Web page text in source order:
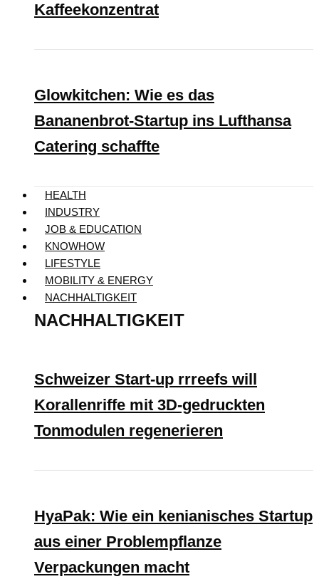
Kaffeekonzentrat
Glowkitchen: Wie es das
Bananenbrot-Startup ins Lufthansa
Catering schaffte
HEALTH
INDUSTRY
JOB & EDUCATION
KNOWHOW
LIFESTYLE
MOBILITY & ENERGY
NACHHALTIGKEIT
NACHHALTIGKEIT
Schweizer Start-up rrreefs will
Korallenriffe mit 3D-gedruckten
Tonmodulen regenerieren
HyaPak: Wie ein kenianisches Startup
aus einer Problempflanze
Verpackungen macht